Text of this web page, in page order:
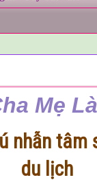
Mẹ
nhẫn
du lịch